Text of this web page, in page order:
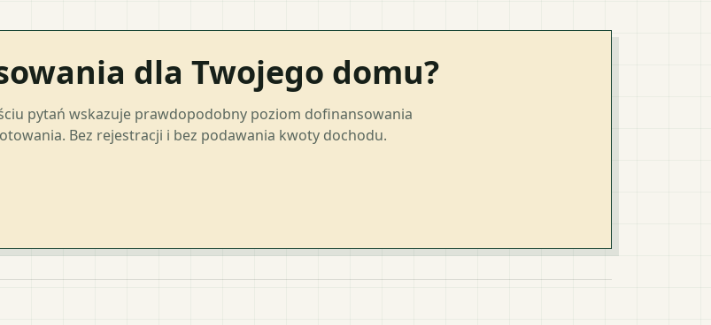
dla Twojego domu?
pytań wskazuje prawdopodobny poziom dofinansowania
Bez rejestracji i bez podawania kwoty dochodu.